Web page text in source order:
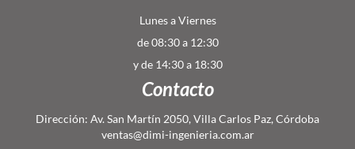
Lunes a Viernes
de 08:30 a 12:30
y de 14:30 a 18:30
Contacto
Dirección: Av. San Martín 2050, Villa Carlos Paz, Córdoba
ventas@dimi-ingenieria.com.ar